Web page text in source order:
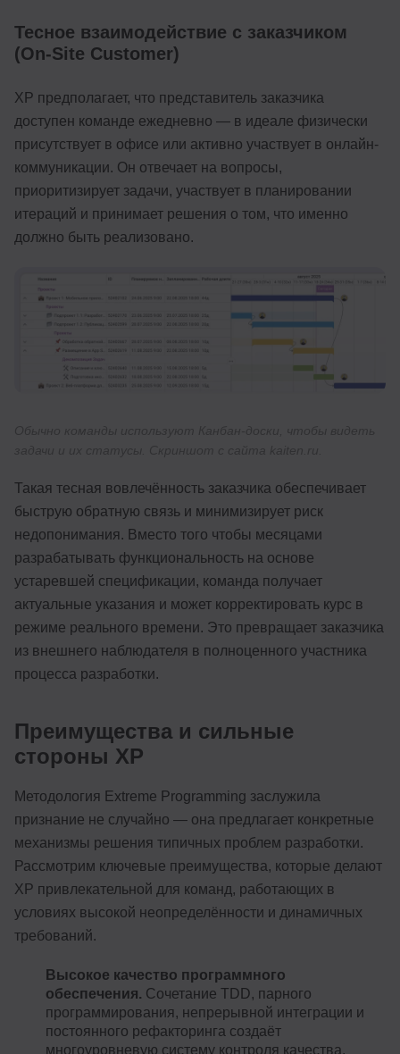
Тесное взаимодействие с заказчиком
(On-Site Customer)
XP предполагает, что представитель заказчика
доступен команде ежедневно — в идеале физически
присутствует в офисе или активно участвует в онлайн-
коммуникации. Он отвечает на вопросы,
приоритизирует задачи, участвует в планировании
итераций и принимает решения о том, что именно
должно быть реализовано.
Такая тесная вовлечённость заказчика обеспечивает
быструю обратную связь и минимизирует риск
недопонимания. Вместо того чтобы месяцами
разрабатывать функциональность на основе
устаревшей спецификации, команда получает
актуальные указания и может корректировать курс в
режиме реального времени. Это превращает заказчика
из внешнего наблюдателя в полноценного участника
процесса разработки.
Преимущества и сильные
стороны XP
Методология Extreme Programming заслужила
признание не случайно — она предлагает конкретные
механизмы решения типичных проблем разработки.
Рассмотрим ключевые преимущества, которые делают
XP привлекательной для команд, работающих в
условиях высокой неопределённости и динамичных
требований.
Высокое качество программного
обеспечения. Сочетание TDD, парного
программирования, непрерывной интеграции и
постоянного рефакторинга создаёт
многоуровневую систему контроля качества.